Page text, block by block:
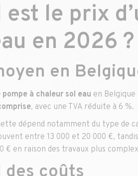
est le prix
en 2026 ?
en
pompe à chaleur sol eau en
, avec une TVA réduite à 6 %.
dépend notamment du type de
entre 13 000 et 20 000 €,
€ en raison des travaux plus